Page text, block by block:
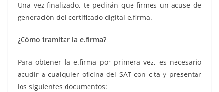
Una vez finalizado, te pedirán que firmes un acuse de
generación del certificado digital e.firma.
¿Cómo tramitar la e.firma?
Para obtener la e.firma por primera vez, es necesario
acudir a cualquier oficina del SAT con cita y presentar
los siguientes documentos: